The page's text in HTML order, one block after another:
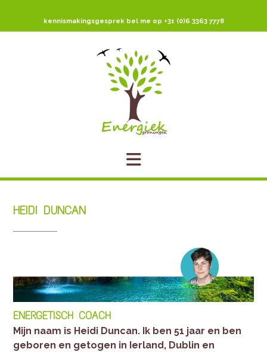
de
kennismakingsgesprek bel me op +31 (0)6 3363 7778
HEIDI DUNCAN
ENERGETISCH COACH
Mijn naam is Heidi Duncan. Ik ben 51 jaar en ben
geboren en getogen in Ierland, Dublin en